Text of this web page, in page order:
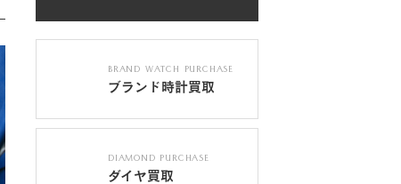
BRAND WATCH PURCHASE
ブランド時計買取
DIAMOND PURCHASE
ダイヤ買取